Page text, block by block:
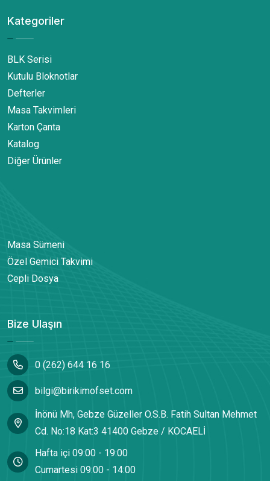
Kategoriler
BLK Serisi
Kutulu Bloknotlar
Defterler
Masa Takvimleri
Karton Çanta
Katalog
Diğer Ürünler
Masa Sümeni
Özel Gemici Takvimi
Cepli Dosya
Bize Ulaşın
0 (262) 644 16 16
bilgi@birikimofset.com
İnönü Mh, Gebze Güzeller O.S.B. Fatih Sultan Mehmet
Cd. No:18 Kat:3 41400 Gebze / KOCAELİ
Hafta içi 09:00 - 19:00
Cumartesi 09:00 - 14:00